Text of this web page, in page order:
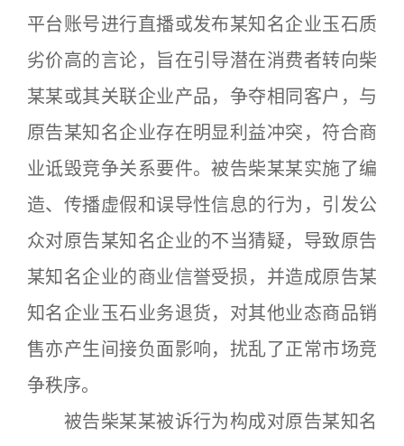
平台账号进行直播或发布某知名企业玉石质
劣价高的言论，旨在引导潜在消费者转向柴
某某或其关联企业产品，争夺相同客户，与
原告某知名企业存在明显利益冲突，符合商
业诋毁竞争关系要件。被告柴某某实施了编
造、传播虚假和误导性信息的行为，引发公
众对原告某知名企业的不当猜疑，导致原告
某知名企业的商业信誉受损，并造成原告某
知名企业玉石业务退货，对其他业态商品销
售亦产生间接负面影响，扰乱了正常市场竞
争秩序。
被告柴某某被诉行为构成对原告某知名